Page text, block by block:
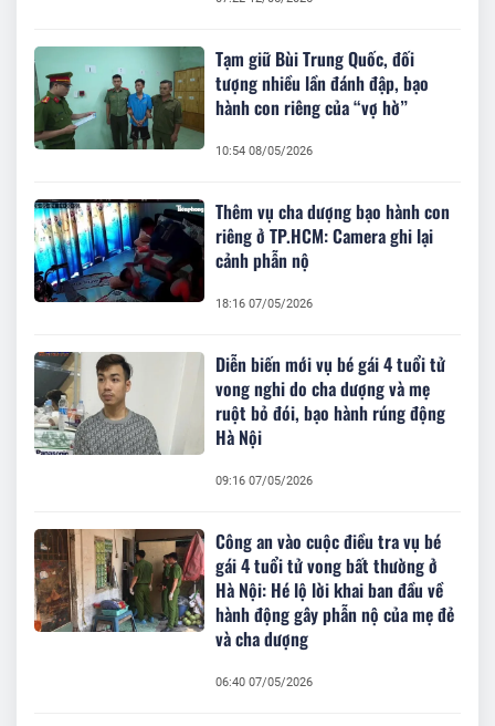
Tạm giữ Bùi Trung Quốc, đối
tượng nhiều lần đánh đập, bạo
hành con riêng của “vợ hờ”
10:54 08/05/2026
Thêm vụ cha dượng bạo hành con
riêng ở TP.HCM: Camera ghi lại
cảnh phẫn nộ
18:16 07/05/2026
Diễn biến mới vụ bé gái 4 tuổi tử
vong nghi do cha dượng và mẹ
ruột bỏ đói, bạo hành rúng động
Hà Nội
09:16 07/05/2026
Công an vào cuộc điều tra vụ bé
gái 4 tuổi tử vong bất thường ở
Hà Nội: Hé lộ lời khai ban đầu về
hành động gây phẫn nộ của mẹ đẻ
và cha dượng
06:40 07/05/2026